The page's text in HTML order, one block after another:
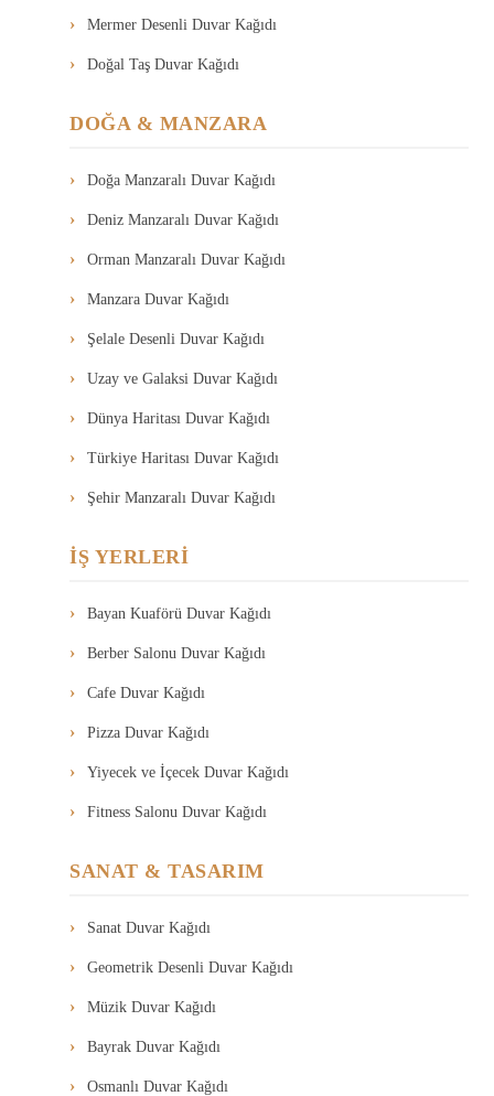
Mermer Desenli Duvar Kağıdı
Doğal Taş Duvar Kağıdı
DOĞA & MANZARA
Doğa Manzaralı Duvar Kağıdı
Deniz Manzaralı Duvar Kağıdı
Orman Manzaralı Duvar Kağıdı
Manzara Duvar Kağıdı
Şelale Desenli Duvar Kağıdı
Uzay ve Galaksi Duvar Kağıdı
Dünya Haritası Duvar Kağıdı
Türkiye Haritası Duvar Kağıdı
Şehir Manzaralı Duvar Kağıdı
İŞ YERLERİ
Bayan Kuaförü Duvar Kağıdı
Berber Salonu Duvar Kağıdı
Cafe Duvar Kağıdı
Pizza Duvar Kağıdı
Yiyecek ve İçecek Duvar Kağıdı
Fitness Salonu Duvar Kağıdı
SANAT & TASARIM
Sanat Duvar Kağıdı
Geometrik Desenli Duvar Kağıdı
Müzik Duvar Kağıdı
Bayrak Duvar Kağıdı
Osmanlı Duvar Kağıdı